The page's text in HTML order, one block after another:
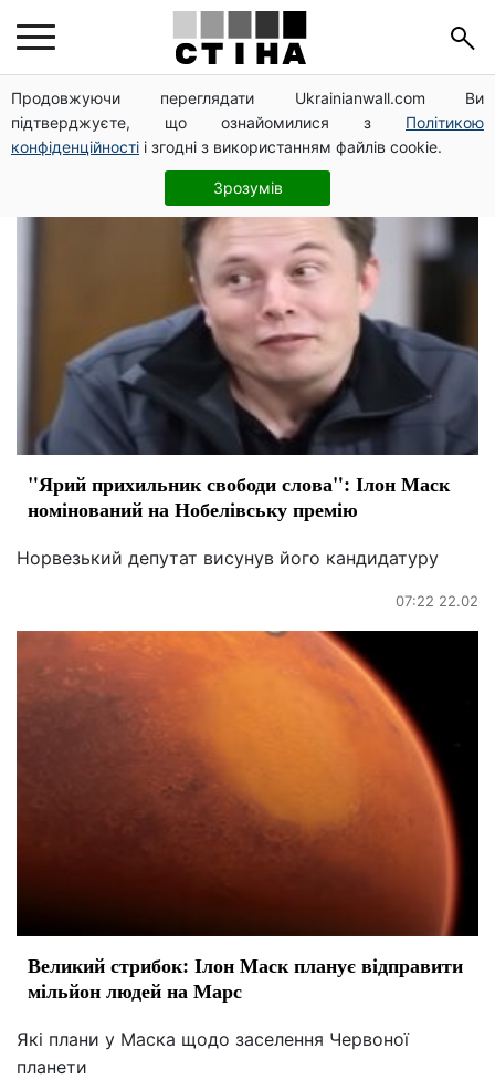
Продовжуючи переглядати Ukrainianwall.com Ви
підтверджуєте, що ознайомилися з Політикою
конфіденційності і згодні з використанням файлів cookie.
Зрозумів
Илон Маск
"Ярий прихильник свободи слова": Ілон Маск
номінований на Нобелівську премію
Норвезький депутат висунув його кандидатуру
07:22 22.02
Великий стрибок: Ілон Маск планує відправити
мільйон людей на Марс
Які плани у Маска щодо заселення Червоної
планети